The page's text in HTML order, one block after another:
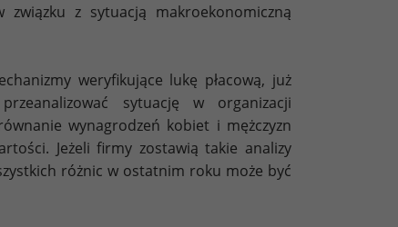
z sytuacją makroekonomiczną
weryfikujące lukę płacową, już
sytuację w organizacji
wynagrodzeń kobiet i mężczyzn
Jeżeli firmy zostawią takie analizy
różnic w ostatnim roku może być